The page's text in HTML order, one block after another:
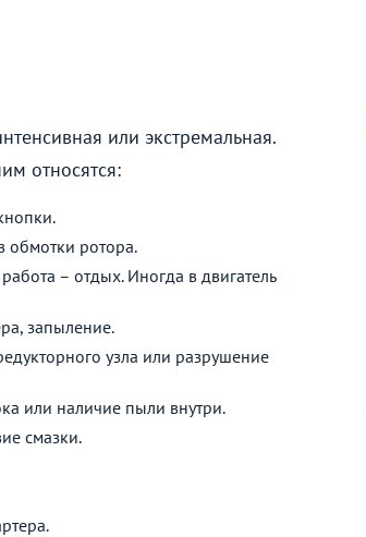
или экстремальная.
относятся:
обмотки ротора.
– отдых. Иногда в двигатель
запыление.
узла или разрушение
или наличие пыли внутри.
смазки.